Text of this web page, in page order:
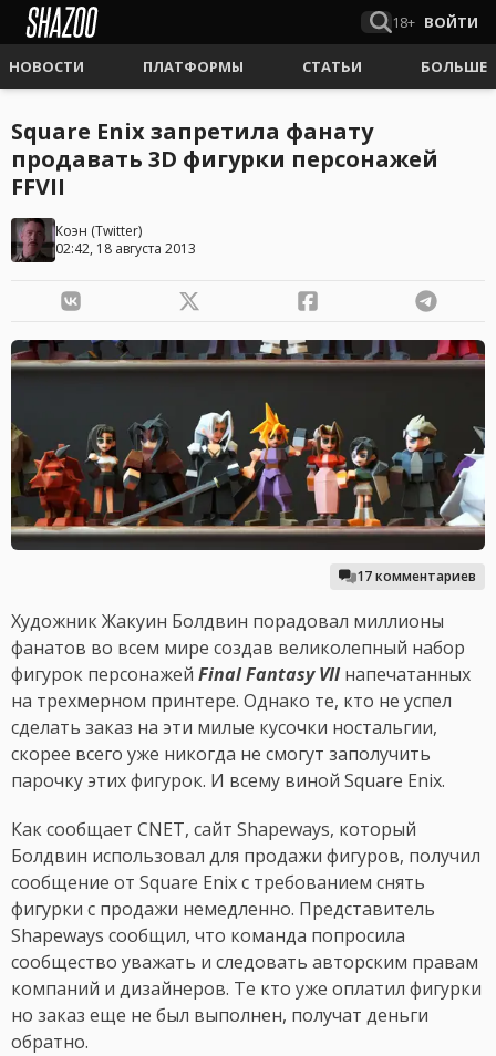
18+ ВОЙТИ
НОВОСТИ ПЛАТФОРМЫ СТАТЬИ БОЛЬШЕ
Square Enix запретила фанату
продавать 3D фигурки персонажей
FFVII
Коэн (Twitter)
02:42, 18 августа 2013
17 комментариев
Художник Жакуин Болдвин порадовал миллионы
фанатов во всем мире создав великолепный набор
фигурок персонажей Final Fantasy VII напечатанных
на трехмерном принтере. Однако те, кто не успел
сделать заказ на эти милые кусочки ностальгии,
скорее всего уже никогда не смогут заполучить
парочку этих фигурок. И всему виной Square Enix.
Как сообщает CNET, сайт Shapeways, который
Болдвин использовал для продажи фигуров, получил
сообщение от Square Enix с требованием снять
фигурки с продажи немедленно. Представитель
Shapeways сообщил, что команда попросила
сообщество уважать и следовать авторским правам
компаний и дизайнеров. Те кто уже оплатил фигурки
но заказ еще не был выполнен, получат деньги
обратно.